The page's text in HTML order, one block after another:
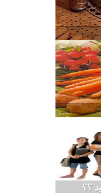
؟؟